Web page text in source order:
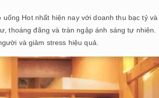
Hot nhất hiện nay với doanh thu bạc tỷ và
thoáng đãng và tràn ngập ánh sáng tự nhiên.
và giảm stress hiệu quả.